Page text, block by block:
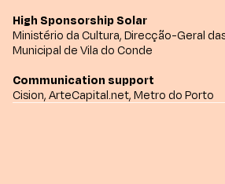
High Sponsorship Solar
Ministério da Cultura, Direcção-Geral
Municipal de Vila do Conde
Communication support
Cision, ArteCapital.net, Metro do Porto